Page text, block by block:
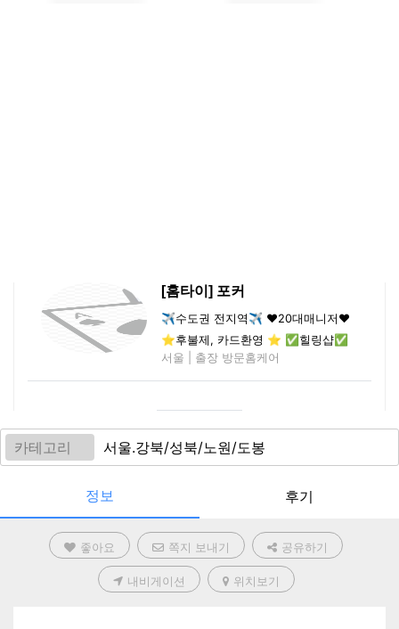
[홈타이] 포커
✈️수도권 전지역✈️ ❤️20대매니저❤️
⭐후불제, 카드환영 ⭐ ✅힐링샵✅
서울 | 출장 방문홈케어
카테고리 서울.강북/성북/노원/도봉
정보 후기
좋아요 쪽지 보내기 공유하기
내비게이션 위치보기